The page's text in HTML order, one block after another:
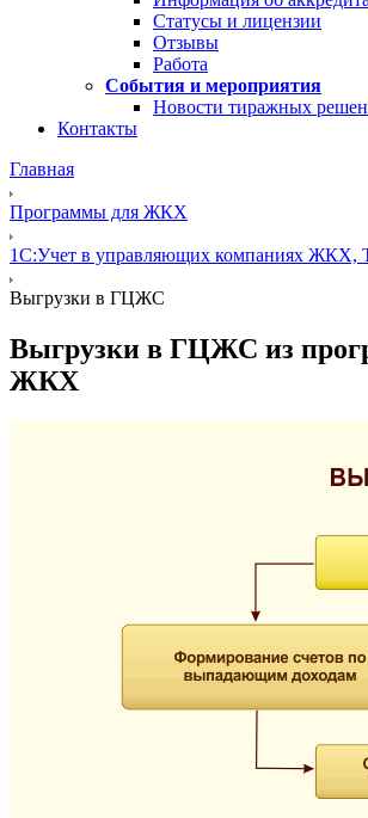
Статусы и лицензии
Отзывы
Работа
События и мероприятия
Новости тиражных
Контакты
Главная
Программы для ЖКХ
1C:Учет в управляющих компаниях
Выгрузки в ГЦЖС
Выгрузки в ГЦЖС из
ЖКХ